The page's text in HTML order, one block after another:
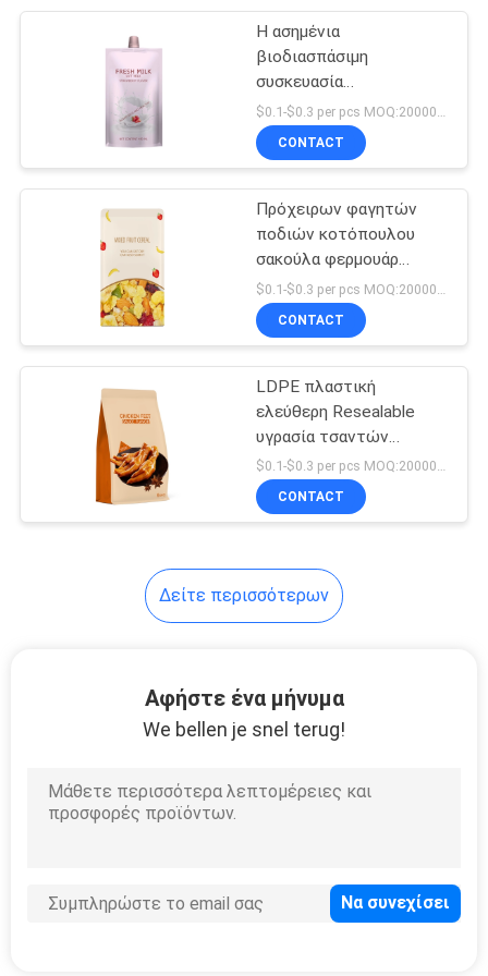
Κρύα ταινία
σφραγίδων
συσκευασία
σακουλών
σωλήνων
παιδιά τσάντες
Δευτερεύουσες
Gusset τσάντες
Η ασημένια
βιοδιασπάσιμη
συσκευασία
κατανάλωσης τοποθετεί
την ανακυκλώσιμη
σακούλα σίφουνων
30ml 200ml σε σάκκο
CONTACT
Πρόχειρων φαγητών
ποδιών κοτόπουλου
σακούλα φερμουάρ
επίπεδων κατώτατων
σημείων 85
βιοδιασπάσιμη
μικρού
CONTACT
LDPE πλαστική
ελεύθερη Resealable
υγρασία τσαντών
συσκευασίας τροφίμων
δειγμάτων - απόδειξη
$0.1-$0.3 per pcs MOQ:20000 PC
CONTACT
Δείτε περισσότερων
Αφήστε ένα μήνυμα
We bellen je snel terug!